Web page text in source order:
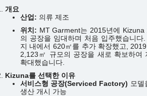
개요
산업: 의류 제조
위치: MT Garment는 2015년에
의 공장을 임대하며 처음 입주했습니
지 내에서 620㎡를 추가 확장했고,
2,123㎡ 규모의 공장을 새로 확보하여
확대했습니다.
Kizuna를 선택한 이유
서비스형 공장(Serviced Factory) 모델
생산 개시 가능